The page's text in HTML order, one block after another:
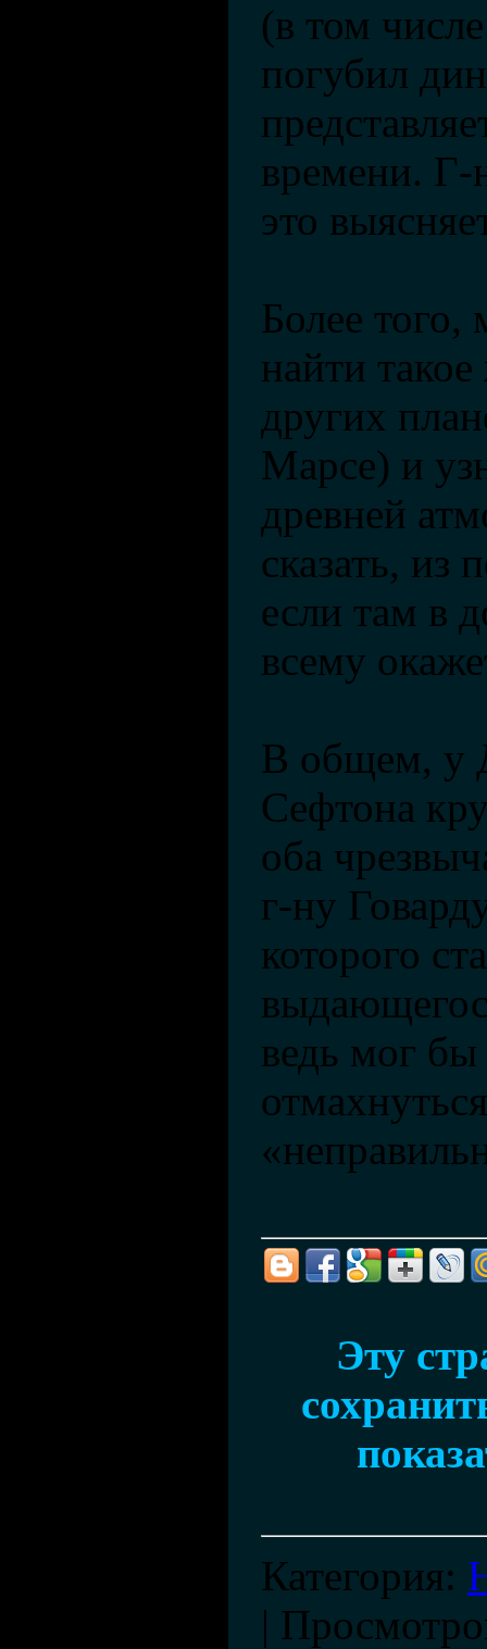
(в том
погубил
времени. Г-
это
Более
найти
других
Марсе) и
древней
сказать, из
если там в
всему
В общем, у
Сефтона
оба
г-ну
которого
ведь мог бы
Эту
Категория:
|